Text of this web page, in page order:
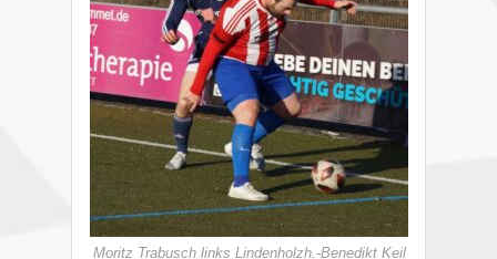
Moritz Trabusch links Lindenholzh.-Benedikt Keil